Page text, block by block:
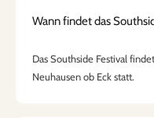
Wann findet das
Das Southside Festival
Neuhausen ob Eck statt.